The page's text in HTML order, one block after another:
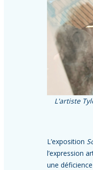
L'artiste
L’exposition
l’expression
une